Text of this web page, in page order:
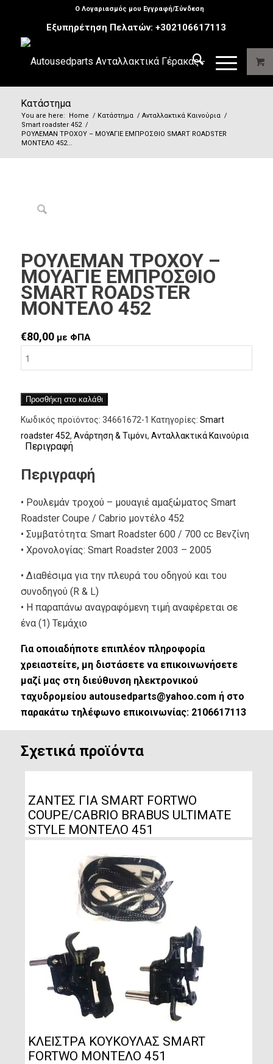
Ο Λογαριασμός μου Εγγραφή/Σύνδεση
Εξυπηρέτηση Πελατών:+302106617113
Κατάστημα
You are here: Home / Κατάστημα / Ανταλλακτικά Καινούρια /
Smart roadster 452 /
ΡΟΥΛΕΜΑΝ ΤΡΟΧΟΥ – ΜΟΥΑΓΙΕ ΕΜΠΡΟΣΘΙΟ SMART ROADSTER
ΜΟΝΤΕΛΟ 452...
ΡΟΥΛΕΜΑΝ ΤΡΟΧΟΥ –
ΜΟΥΑΓΙΕ ΕΜΠΡΟΣΘΙΟ
SMART ROADSTER
ΜΟΝΤΕΛΟ 452
€80,00 με ΦΠΑ
Προσθήκη στο καλάθι
Κωδικός προϊόντος: 34661672-1 Κατηγορίες: Smart
roadster 452, Ανάρτηση & Τιμόνι, Ανταλλακτικά Καινούρια
Περιγραφή
Περιγραφή
• Ρουλεμάν τροχού – μουαγιέ αμαξώματος Smart
Roadster Coupe / Cabrio μοντέλο 452
• Συμβατότητα: Smart Roadster 600 / 700 cc Βενζίνη
• Xρονολογίας: Smart Roadster 2003 – 2005
• Διαθέσιμα για την πλευρά του οδηγού και του
συνοδηγού (R & L)
• Η παραπάνω αναγραφόμενη τιμή αναφέρεται σε
ένα (1) Τεμάχιο
Για οποιαδήποτε επιπλέον πληροφορία
χρειαστείτε, μη διστάσετε να επικοινωνήσετε
μαζί μας στη διεύθυνση ηλεκτρονικού
ταχυδρομείου autousedparts@yahoo.com ή στο
παρακάτω τηλέφωνο επικοινωνίας: 2106617113
Σχετικά προϊόντα
ΖΑΝΤΕΣ ΓΙΑ SMART FORTWO
COUPE/CABRIO BRABUS ULTIMATE
STYLE ΜΟΝΤΕΛΟ 451
ΚΛΕΙΣΤΡΑ ΚΟΥΚΟΥΛΑΣ SMART
FORTWO ΜΟΝΤΕΛΟ 451